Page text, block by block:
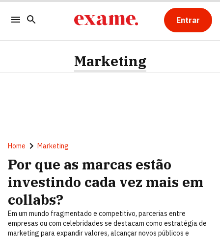
Entrar
Marketing
Home Marketing
Por que as marcas estão
investindo cada vez mais em
collabs?
Em um mundo fragmentado e competitivo, parcerias entre
empresas ou com celebridades se destacam como estratégia de
marketing para expandir valores, alcançar novos públicos e